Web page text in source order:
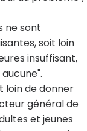
ne sont
soit loin
insuffisant,
loin de donner
général de
et jeunes